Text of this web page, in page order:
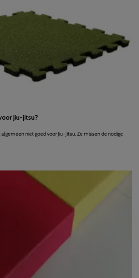
jiu-jitsu?
niet goed voor Jiu-Jitsu. Ze missen de nodige